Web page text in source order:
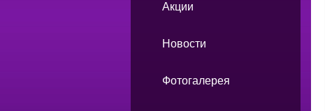
Акции
Новости
Фотогалерея